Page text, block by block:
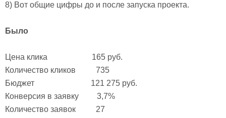
8) Вот общие цифры до и после запуска проекта.
Было
Цена клика 165 руб.
Количество кликов 735
Бюджет 121 275 руб.
Конверсия в заявку 3,7%
Количество заявок 27